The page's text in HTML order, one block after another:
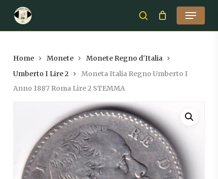
main
search
Menu
Home Monete
Monete Regno d'Italia
Umberto I Lire 2
Moneta Italia Regno Umberto I
Anno 1887 Roma Lire 2 STEMMA
Close